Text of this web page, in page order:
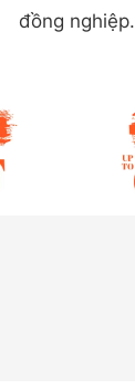
đồng nghiệp.